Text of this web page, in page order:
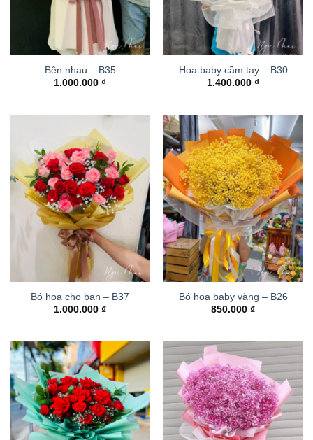
Bên nhau – B35
1.000.000 ₫
Hoa baby cầm tay – B30
1.400.000 ₫
Bó hoa cho bạn – B37
1.000.000 ₫
Bó hoa baby vàng – B26
850.000 ₫